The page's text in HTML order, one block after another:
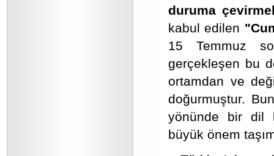
duruma
kabul edilen
15 Temmuz
gerçekleşen bu
ortamdan ve
doğurmuştur.
yönünde bir dil
büyük önem